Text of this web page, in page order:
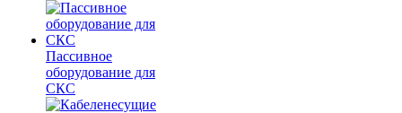
Пассивное
оборудование для
СКС